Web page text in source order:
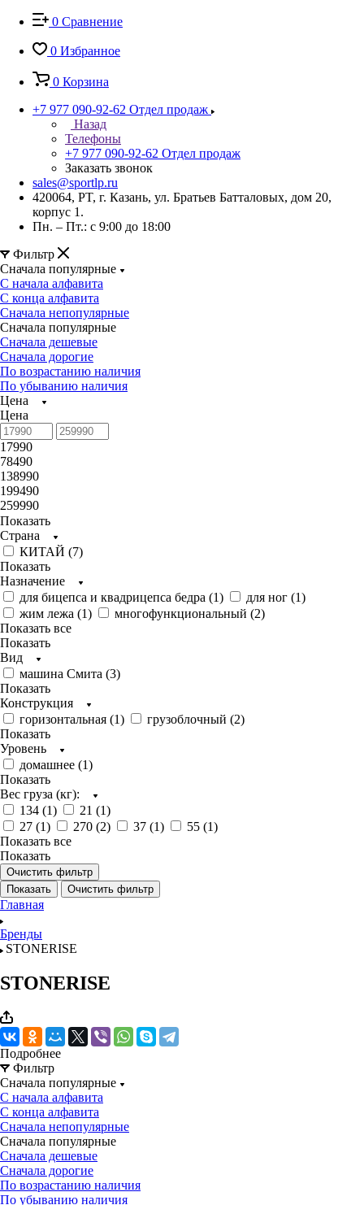
0 Сравнение
0 Избранное
0 Корзина
+7 977 090-92-62 Отдел продаж
Назад
Телефоны
+7 977 090-92-62 Отдел продаж
Заказать звонок
sales@sportlp.ru
420064, PT, г. Казань, ул. Братьев Батталовых, дом 20,
корпус 1.
Пн. – Пт.: с 9:00 до 18:00
Фильтр
Сначала популярные
С начала алфавита
С конца алфавита
Сначала непопулярные
Сначала популярные
Сначала дешевые
Сначала дорогие
По возрастанию наличия
По убыванию наличия
Цена
Цена
17990
78490
138990
199490
259990
Показать
Страна
КИТАЙ (7)
Показать
Назначение
для бицепса и квадрицепса бедра (1) для ног (1)
жим лежа (1) многофункциональный (2)
Показать все
Показать
Вид
машина Смита (3)
Показать
Конструкция
горизонтальная (1) грузоблочный (2)
Показать
Уровень
домашнее (1)
Показать
Вес груза (кг):
134 (1) 21 (1)
27 (1) 270 (2) 37 (1) 55 (1)
Показать все
Показать
Очистить фильтр
Показать
Очистить фильтр
Главная
Бренды
STONERISE
STONERISE
Подробнее
Фильтр
Сначала популярные
С начала алфавита
С конца алфавита
Сначала непопулярные
Сначала популярные
Сначала дешевые
Сначала дорогие
По возрастанию наличия
По убыванию наличия